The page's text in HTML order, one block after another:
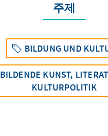
주제
BILDUNG UND
BILDENDE KUNST,
KULTURPOLITIK